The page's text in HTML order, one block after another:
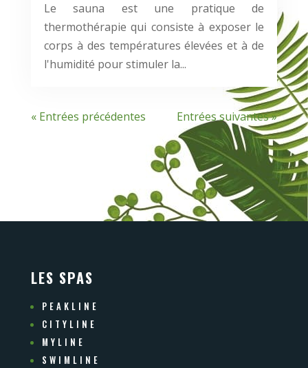
Le sauna est une pratique de
thermothérapie qui consiste à exposer le
corps à des températures élevées et à de
l'humidité pour stimuler la...
« Entrées précédentes Entrées suivantes »
LES SPAS
PEAKLINE
CITYLINE
MYLINE
SWIMLINE